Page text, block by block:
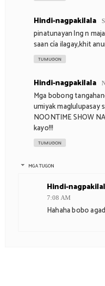
Hindi-nagpakilala
pinatunayan lng n
saan cía ilagay,khit
TUMUGON
Hindi-nagpakilala
Mga bobong
umiyak maglulupasay
NOONTIME SHOW
kayo!!!
TUMUGON
MGA TUGON
Hindi-
7:08 AM
Hahaha bobo